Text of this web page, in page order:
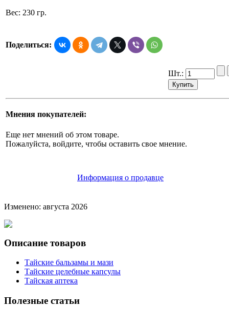
Вес: 230 гр.
Поделиться:
Шт.:
Мнения покупателей:
Еще нет мнений об этом товаре.
Пожалуйста, войдите, чтобы оставить свое мнение.
Информация о продавце
Изменено: августа 2026
Описание товаров
Тайские бальзамы и мази
Тайские целебные капсулы
Тайская аптека
Полезные статьи